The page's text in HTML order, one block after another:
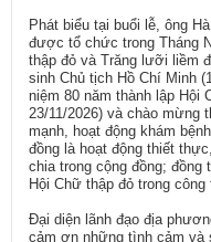
Phát biểu tại buổi lễ, ông
được tổ chức trong Tháng
thập đỏ và Trăng lưỡi liềm
sinh Chủ tịch Hồ Chí Minh
niệm 80 năm thành lập Hội
23/11/2026) và chào mừng
mạnh, hoạt động khám
đồng là hoạt động thiết
chia trong cộng đồng;
Hội Chữ thập đỏ trong
Đại diện lãnh đạo địa
cảm ơn những tình cảm